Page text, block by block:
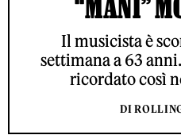
“MANI”
Il musicista è
settimana a 63
ricordato così
DI